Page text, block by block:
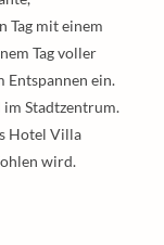
Tag mit einem
Tag voller
Entspannen ein.
Stadtzentrum.
Hotel Villa
wird.